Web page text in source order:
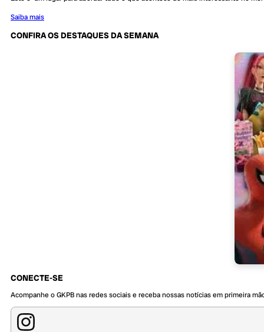
Saiba mais
CONFIRA OS DESTAQUES DA SEMANA
CONECTE-SE
Acompanhe o GKPB nas redes sociais e receba nossas notícias em primeira